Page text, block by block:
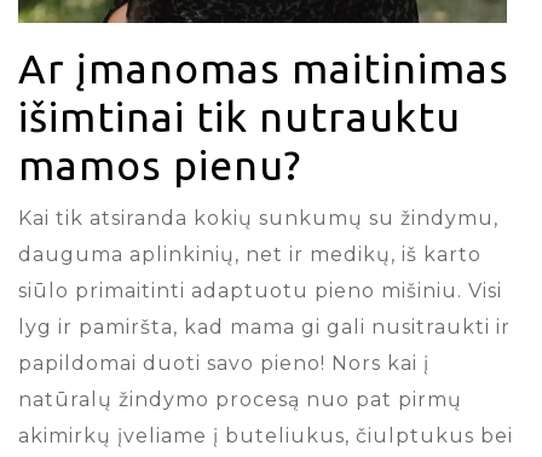
Ar įmanomas maitinimas
išimtinai tik nutrauktu
mamos pienu?
Kai tik atsiranda kokių sunkumų su žindymu,
dauguma aplinkinių, net ir medikų, iš karto
siūlo primaitinti adaptuotu pieno mišiniu. Visi
lyg ir pamiršta, kad mama gi gali nusitraukti ir
papildomai duoti savo pieno! Nors kai į
natūralų žindymo procesą nuo pat pirmų
akimirkų įveliame į buteliukus, čiulptukus bei